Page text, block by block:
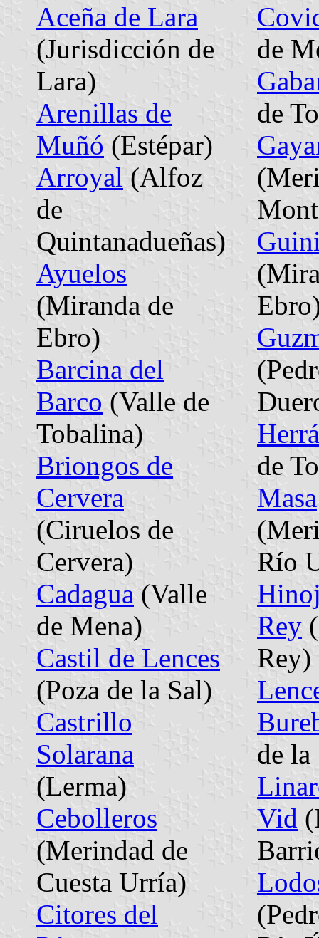
Aceña de Lara
(Jurisdicción de
Lara)
Arenillas de
Muñó (Estépar)
Arroyal (Alfoz
de
Quintanadueñas)
Ayuelos
(Miranda de
Ebro)
Barcina del
Barco (Valle de
Tobalina)
Briongos de
Cervera
(Ciruelos de
Cervera)
Cadagua (Valle
de Mena)
Castil de Lences
(Poza de la Sal)
Castrillo
Solarana
(Lerma)
Cebolleros
(Merindad de
Cuesta Urría)
Citores del
de
de
de
Masa
Río
Rey
Rey)
de la
Vid